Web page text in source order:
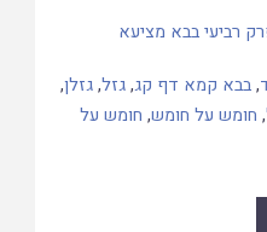
רביעי בבא מציעא
,בבא קמא דף קג,גזל,גזלן,
, חומש על חומש, חומש על